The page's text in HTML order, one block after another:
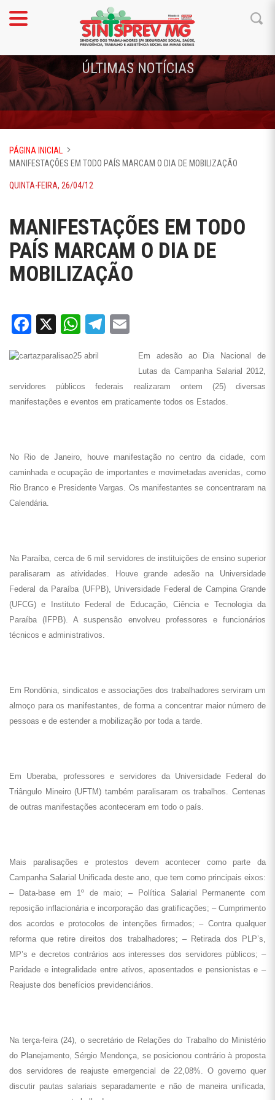
ÚLTIMAS NOTÍCIAS
PÁGINA INICIAL
MANIFESTAÇÕES EM TODO PAÍS MARCAM O DIA DE MOBILIZAÇÃO
QUINTA-FEIRA, 26/04/12
MANIFESTAÇÕES EM TODO
PAÍS MARCAM O DIA DE
MOBILIZAÇÃO
Facebook
X WhatsApp
Telegram
Em adesão ao Dia Nacional de
Lutas da Campanha Salarial 2012,
servidores públicos federais realizaram ontem (25) diversas
manifestações e eventos em praticamente todos os Estados.
No Rio de Janeiro, houve manifestação no centro da cidade, com
caminhada e ocupação de importantes e movimetadas avenidas, como
Rio Branco e Presidente Vargas. Os manifestantes se concentraram na
Calendária.
Na Paraíba, cerca de 6 mil servidores de instituições de ensino superior
paralisaram as atividades. Houve grande adesão na Universidade
Federal da Paraíba (UFPB), Universidade Federal de Campina Grande
(UFCG) e Instituto Federal de Educação, Ciência e Tecnologia da
Paraíba (IFPB). A suspensão envolveu professores e funcionários
técnicos e administrativos.
Em Rondônia, sindicatos e associações dos trabalhadores serviram um
almoço para os manifestantes, de forma a concentrar maior número de
pessoas e de estender a mobilização por toda a tarde.
Em Uberaba, professores e servidores da Universidade Federal do
Triângulo Mineiro (UFTM) também paralisaram os trabalhos. Centenas
de outras manifestações aconteceram em todo o país.
Mais paralisações e protestos devem acontecer como parte da
Campanha Salarial Unificada deste ano, que tem como principais eixos:
– Data-base em 1º de maio; – Política Salarial Permanente com
reposição inflacionária e incorporação das gratificações; – Cumprimento
dos acordos e protocolos de intenções firmados; – Contra qualquer
reforma que retire direitos dos trabalhadores; – Retirada dos PLP’s,
MP’s e decretos contrários aos interesses dos servidores públicos; –
Paridade e integralidade entre ativos, aposentados e pensionistas e –
Reajuste dos benefícios previdenciários.
Na terça-feira (24), o secretário de Relações do Trabalho do Ministério
do Planejamento, Sérgio Mendonça, se posicionou contrário à proposta
dos servidores de reajuste emergencial de 22,08%. O governo quer
discutir pautas salariais separadamente e não de maneira unificada,